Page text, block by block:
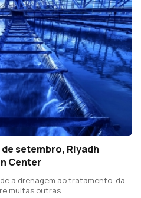
de setembro, Riyadh
Center
a drenagem ao tratamento, da
muitas outras